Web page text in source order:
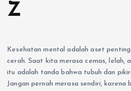
Z
Kesehatan mental adalah aset
cerah. Saat kita merasa cemas, lelah,
itu adalah tanda bahwa tubuh dan
Jangan pernah merasa sendiri, karena